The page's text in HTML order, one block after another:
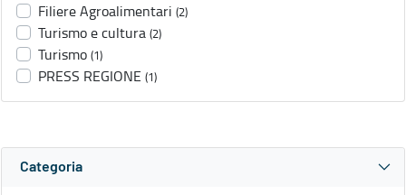
Filiere Agroalimentari (2)
Turismo e cultura (2)
Turismo (1)
PRESS REGIONE (1)
Categoria